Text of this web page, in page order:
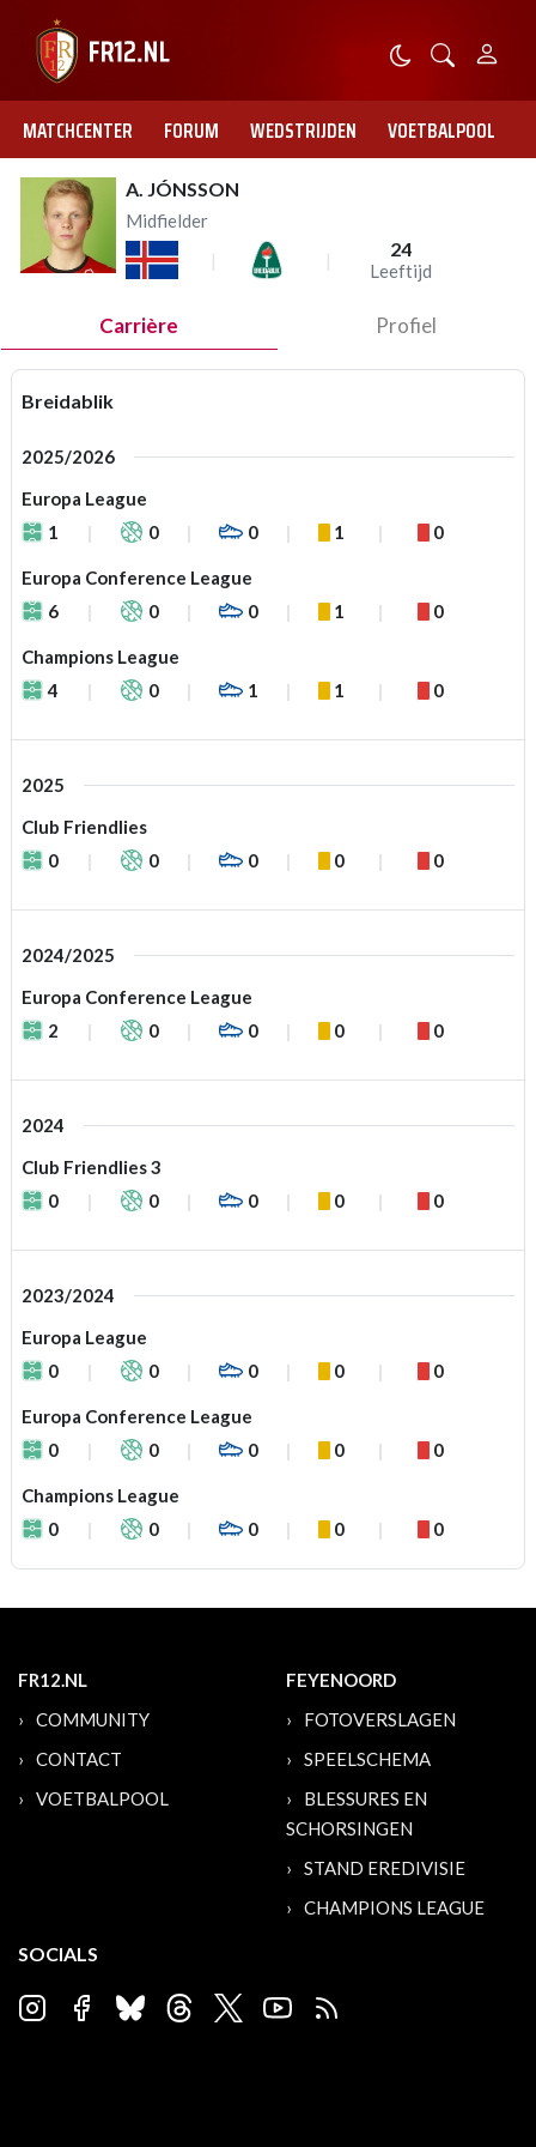
MATCHCENTER FORUM WEDSTRIJDEN VOETBALPOOL
A. JÓNSSON
Midfielder
24
Leeftijd
Carrière Profiel
Breidablik
2025/2026
Europa League
1
0 0 1 0
Europa Conference League
6
0 0 1 0
Champions League
4
0 1 1 0
2025
Club Friendlies
0
0 0 0 0
2024/2025
Europa Conference League
2
0 0 0 0
2024
Club Friendlies 3
0
0 0 0 0
2023/2024
Europa League
0
0 0 0 0
Europa Conference League
0
0 0 0 0
Champions League
0
0 0 0 0
FR12.NL
COMMUNITY
CONTACT
VOETBALPOOL
FEYENOORD
FOTOVERSLAGEN
SPEELSCHEMA
BLESSURES EN
SCHORSINGEN
STAND EREDIVISIE
CHAMPIONS LEAGUE
SOCIALS